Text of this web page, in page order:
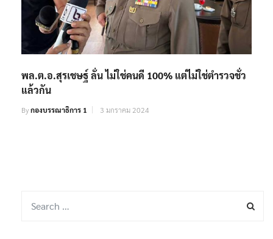
พล.ต.อ.สุรเชษฐ์ ลั่น ไม่ใช่คนดี 100% แต่ไม่ใช่ตำรวจชั่ว
แล้วกัน
Byกองบรรณาธิการ 1 3 มกราคม 2024